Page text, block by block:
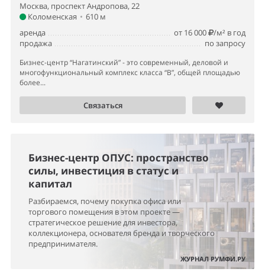
Москва, проспект Андропова, 22
Коломенская • 610 м
от 16 000
/м² в год
аренда
по запросу
продажа
Бизнес-центр “Нагатинский” - это современный, деловой и
многофункциональный комплекс класса “В”, общей площадью
более...
Связаться
Бизнес-центр ОПУС: пространство
силы, инвестиция в статус и
капитал
Разбираемся, почему покупка офиса или
торгового помещения в этом проекте —
стратегическое решение для инвестора,
коллекционера, основателя бренда и творческого
предпринимателя.
ЖУРНАЛ РУМФИ.РУ